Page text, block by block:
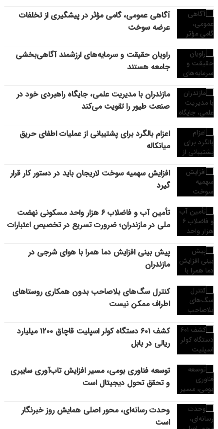
آگاهی عمومی، گامی مؤثر در پیشگیری از تخلفات
عرضه سوخت
راویان حقیقت و سرمایه‌های ارزشمند آگاهی‌بخشی
جامعه هستند
مازندران با مدیریت علمی، جایگاه راهبردی خود در
صنعت طیور را تقویت می‌کند
اعزام بالگرد برای پشتیبانی از عملیات اطفای حریق
میانکاله
افزایش سهمیه سوخت لاریجان باید در دستور کار قرار
گیرد
تأمین آب و فاضلاب ۶ هزار واحد مسکونی نهضت
ملی در مازندران؛ ضرورت تسریع در تخصیص اعتبارات
پیش بینی افزایش دما همرا با هوای شرجی در
مازندران
کنترل سگ‌های بلاصاحب بدون همکاری روستاهای
اطراف ممکن نیست
کشف ۶۰۱ دستگاه کولر اسپلیت قاچاق ۱۲۰۰ میلیارد
ریالی در بابل
توسعه فناوری بومی، مسیر افزایش تاب‌آوری سایبری
و تحقق تحول دیجیتال است
وحدت رسانه‌ای، محور اصلی همایش روز خبرنگار
است